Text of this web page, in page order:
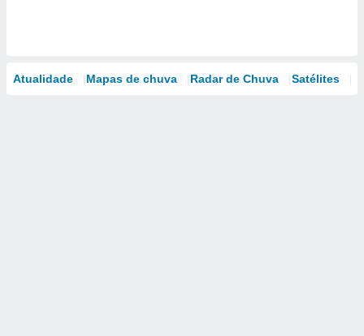
Atualidade Mapas de chuva Radar de Chuva Satélites